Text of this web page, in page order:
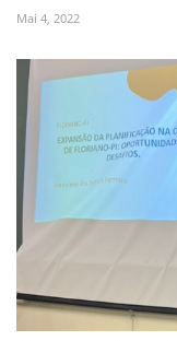
Mai 4, 2022